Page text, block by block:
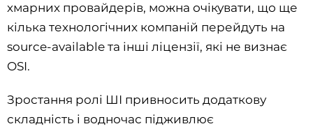
хмарних провайдерів, можна очікувати, що ще
кілька технологічних компаній перейдуть на
source-available та інші ліцензії, які не визнає
OSI.
Зростання ролі ШІ привносить додаткову
складність і водночас підживлює